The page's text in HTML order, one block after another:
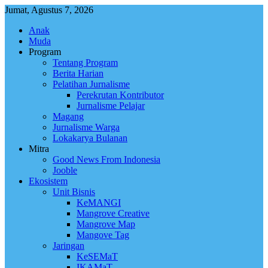
Skip
content
Jumat, Agustus 7, 2026
Anak
Muda
Program
Tentang Program
Berita Harian
Pelatihan Jurnalisme
Perekrutan Kontributor
Jurnalisme Pelajar
Magang
Jurnalisme Warga
Lokakarya Bulanan
Mitra
Good News From Indonesia
Jooble
Ekosistem
Unit Bisnis
KeMANGI
Mangrove Creative
Mangrove Map
Mangove Tag
Jaringan
KeSEMaT